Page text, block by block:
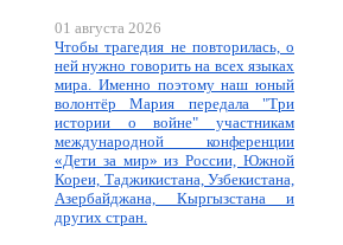
01 августа 2026
Чтобы трагедия не повторилась, о
ней нужно говорить на всех языках
мира. Именно поэтому наш юный
волонтёр Мария передала "Три
истории о войне" участникам
международной конференции
«Дети за мир» из России, Южной
Кореи, Таджикистана, Узбекистана,
Азербайджана, Кыргызстана и
других стран.